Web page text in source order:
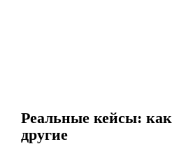
Реальные кейсы:
другие